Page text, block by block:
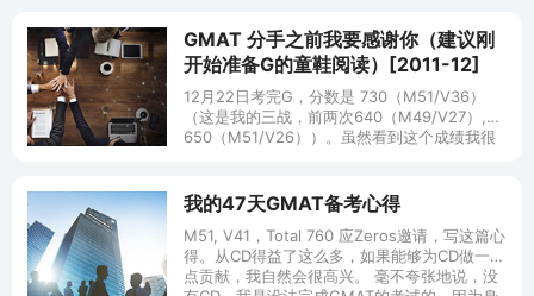
GMAT 分手之前我要感谢你（建议刚
开始准备G的童鞋阅读）[2011-12]
12月22日考完G，分数是 730（M51/V36）
（这是我的三战，前两次640（M49/V27）,
650（M51/V26））。虽然看到这个成绩我很
我的47天GMAT备考心得
M51, V41，Total 760 应Zeros邀请，写这篇心
得。从CD得益了这么多，如果能够为CD做一点
点贡献，我自然会很高兴。 毫不夸张地说，没